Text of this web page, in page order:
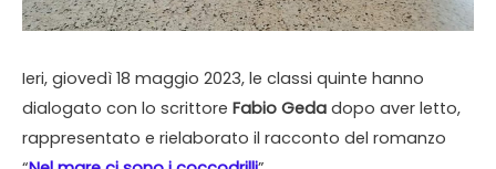
Ieri, giovedì 18 maggio 2023, le classi quinte hanno
dialogato con lo scrittore Fabio Geda dopo aver letto,
rappresentato e rielaborato il racconto del romanzo